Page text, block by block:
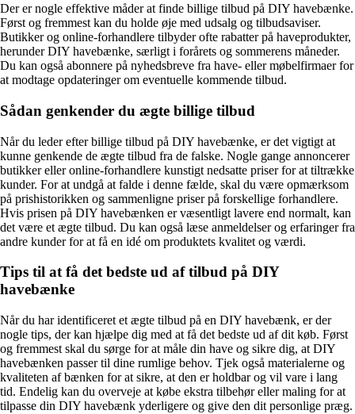
Der er nogle effektive måder at finde billige tilbud på DIY havebænke.
Først og fremmest kan du holde øje med udsalg og tilbudsaviser.
Butikker og online-forhandlere tilbyder ofte rabatter på haveprodukter,
herunder DIY havebænke, særligt i forårets og sommerens måneder.
Du kan også abonnere på nyhedsbreve fra have- eller møbelfirmaer for
at modtage opdateringer om eventuelle kommende tilbud.
Sådan genkender du ægte billige tilbud
Når du leder efter billige tilbud på DIY havebænke, er det vigtigt at
kunne genkende de ægte tilbud fra de falske. Nogle gange annoncerer
butikker eller online-forhandlere kunstigt nedsatte priser for at tiltrække
kunder. For at undgå at falde i denne fælde, skal du være opmærksom
på prishistorikken og sammenligne priser på forskellige forhandlere.
Hvis prisen på DIY havebænken er væsentligt lavere end normalt, kan
det være et ægte tilbud. Du kan også læse anmeldelser og erfaringer fra
andre kunder for at få en idé om produktets kvalitet og værdi.
Tips til at få det bedste ud af tilbud på DIY
havebænke
Når du har identificeret et ægte tilbud på en DIY havebænk, er der
nogle tips, der kan hjælpe dig med at få det bedste ud af dit køb. Først
og fremmest skal du sørge for at måle din have og sikre dig, at DIY
havebænken passer til dine rumlige behov. Tjek også materialerne og
kvaliteten af ​​bænken for at sikre, at den er holdbar og vil vare i lang
tid. Endelig kan du overveje at købe ekstra tilbehør eller maling for at
tilpasse din DIY havebænk yderligere og give den dit personlige præg.